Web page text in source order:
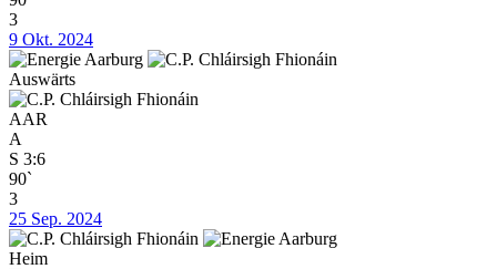
3
9 Okt. 2024
Auswärts
AAR
A
S 3:6
90`
3
25 Sep. 2024
Heim